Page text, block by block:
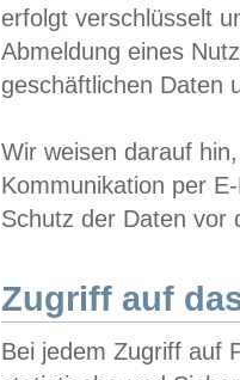
erfolgt verschlüsselt
Abmeldung eines
geschäftlichen Daten
Wir weisen darauf
Kommunikation per
Schutz der Daten vor
Zugriff auf
Bei jedem Zugriff auf